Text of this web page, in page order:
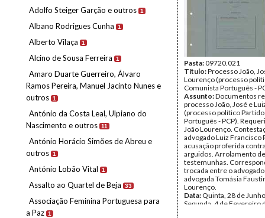
Adolfo Steiger Garção e outros 1
Albano Rodrigues Cunha 1
Alberto Vilaça 1
Alcino de Sousa Ferreira 1
Amaro Duarte Guerreiro, Álvaro
Ramos Pereira, Manuel Jacinto Nunes e
outros 1
António da Costa Leal, Ulpiano do
Nascimento e outros 11
António Horácio Simões de Abreu e
outros 1
António Lobão Vital 1
Assalto ao Quartel de Beja 33
Associação Feminina Portuguesa para
a Paz 1
Pasta:09720.021
Título:Processo João,
Lourenço (processo
Comunista Português -
Assunto:Documentos
processo João, José e
(processo político
Português - PCP).
João Lourenço.
advogado Luiz Francisco
acusação proferida
arguidos. Arrolamento de
testemunhas.
trocada entre o advogado
advogada Tomásia
Lourenço.
Data: Quinta, 28 de
Segunda, 4 de Fevereiro